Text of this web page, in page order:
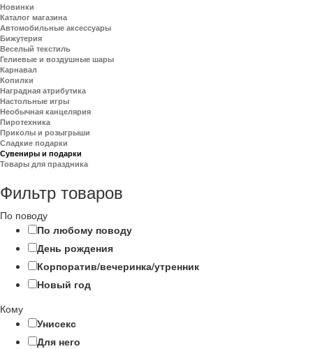
Новинки
Каталог магазина
Автомобильные аксессуары
Бижутерия
Веселый текстиль
Гелиевые и воздушные шары
Карнавал
Копилки
Наградная атрибутика
Настольные игры
Необычная канцелярия
Пиротехника
Приколы и розыгрыши
Сладкие подарки
Сувениры и подарки
Товары для праздника
Фильтр товаров
По поводу
По любому поводу
День рождения
Корпоратив/вечеринка/утренник
Новый год
Кому
Унисекс
Для него